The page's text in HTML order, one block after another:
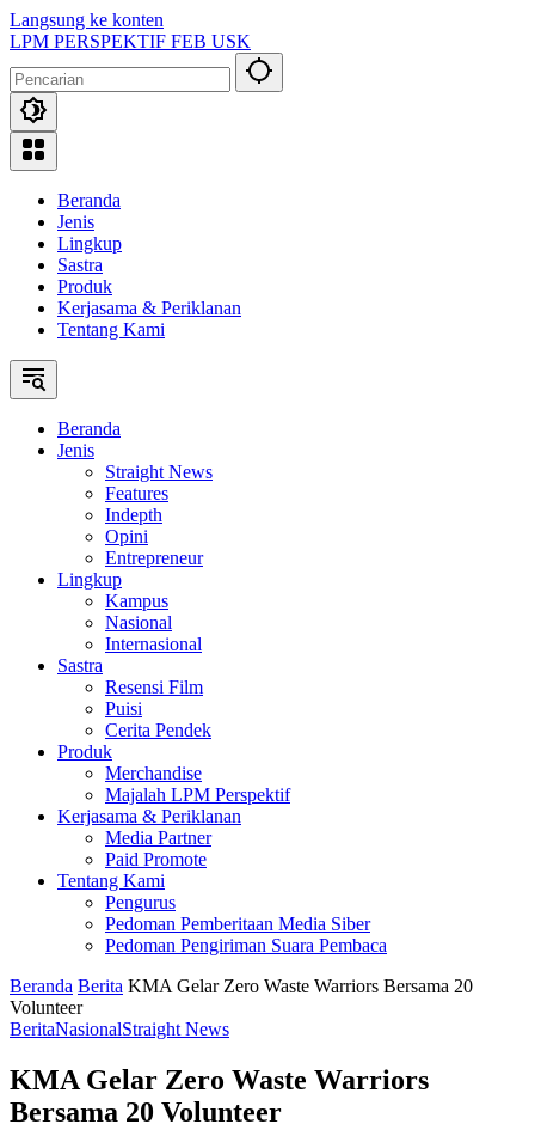
Langsung ke konten
LPM PERSPEKTIF FEB USK
Beranda
Jenis
Lingkup
Sastra
Produk
Kerjasama & Periklanan
Tentang Kami
Beranda
Jenis
Straight News
Features
Indepth
Opini
Entrepreneur
Lingkup
Kampus
Nasional
Internasional
Sastra
Resensi Film
Puisi
Cerita Pendek
Produk
Merchandise
Majalah LPM Perspektif
Kerjasama & Periklanan
Media Partner
Paid Promote
Tentang Kami
Pengurus
Pedoman Pemberitaan Media Siber
Pedoman Pengiriman Suara Pembaca
Beranda Berita KMA Gelar Zero Waste Warriors Bersama 20
Volunteer
BeritaNasionalStraight News
KMA Gelar Zero Waste Warriors
Bersama 20 Volunteer